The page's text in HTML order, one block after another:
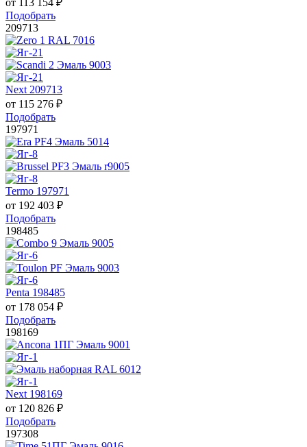
Подобрать
209713
Next 209713
от 115 276 ₽
Подобрать
197971
Termo 197971
от 192 403 ₽
Подобрать
198485
Penta 198485
от 178 054 ₽
Подобрать
198169
Next 198169
от 120 826 ₽
Подобрать
197308